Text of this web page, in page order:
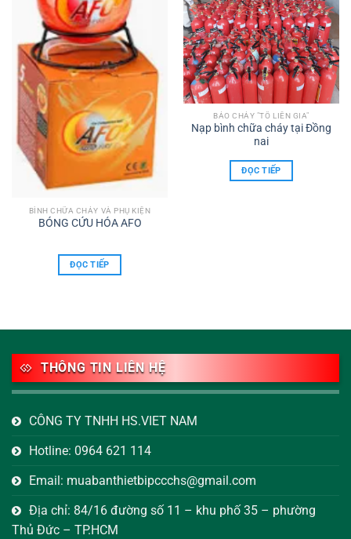
BÌNH CHỮA CHÁY VÀ PHỤ KIỆN
BÓNG CỨU HỎA AFO
ĐỌC TIẾP
BÁO CHÁY "TÔ LIÊN GIA"
Nạp bình chữa cháy tại Đồng
nai
ĐỌC TIẾP
THÔNG TIN LIÊN HỆ
CÔNG TY TNHH HS.VIET NAM
Hotline: 0964 621 114
Email: muabanthietbipccchs@gmail.com
Địa chỉ: 84/16 đường số 11 – khu phố 35 – phường
Thủ Đức – TP.HCM